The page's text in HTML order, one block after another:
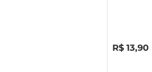
R$ 13,90